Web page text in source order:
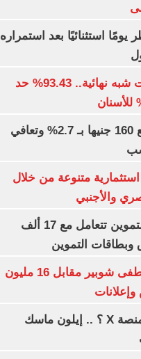
يومًا استثنائيًا بعد استمراره
توقعات تنسيق الكليات شبه نهائية.. 93.43% حد
الذهب في مصر يرتفع 160 جنيها بـ 2.7% وتعافي
متنوعة من خلال
والأجنبي
الشكاوى الحكومية: التموين تتعامل مع 17 ألف
التموين
الأهلي يمدد عقد مصطفى شوبير مقابل 16 مليون
هل تتلقى أرباحاً من منصة X ؟ .. إيلون ماسك